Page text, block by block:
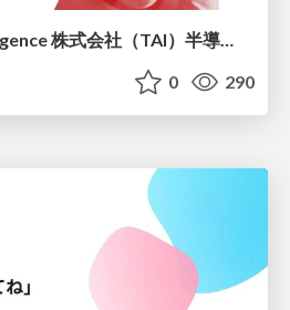
Tokyo Artisan Intelligence 株式会社（TAI）半導体戦略_最新版
0 290